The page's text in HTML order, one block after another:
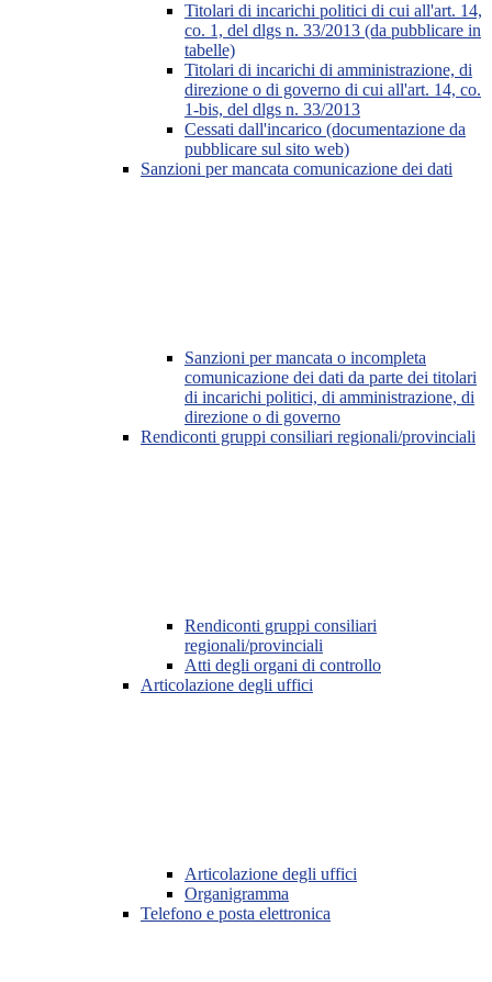
Titolari di incarichi politici di cui all'art. 14,
co. 1, del dlgs n. 33/2013 (da pubblicare in
tabelle)
Titolari di incarichi di amministrazione, di
direzione o di governo di cui all'art. 14, co.
1-bis, del dlgs n. 33/2013
Cessati dall'incarico (documentazione da
pubblicare sul sito web)
Sanzioni per mancata comunicazione dei dati
Sanzioni per mancata o incompleta
comunicazione dei dati da parte dei titolari
di incarichi politici, di amministrazione, di
direzione o di governo
Rendiconti gruppi consiliari regionali/provinciali
Rendiconti gruppi consiliari
regionali/provinciali
Atti degli organi di controllo
Articolazione degli uffici
Articolazione degli uffici
Organigramma
Telefono e posta elettronica